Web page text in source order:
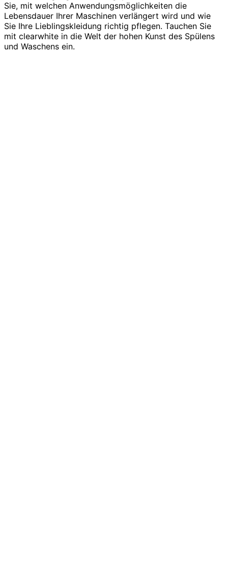
Sie, mit welchen Anwendungsmöglichkeiten die
Lebensdauer Ihrer Maschinen verlängert wird und wie
Sie Ihre Lieblingskleidung richtig pflegen. Tauchen Sie
mit clearwhite in die Welt der hohen Kunst des Spülens
und Waschens ein.